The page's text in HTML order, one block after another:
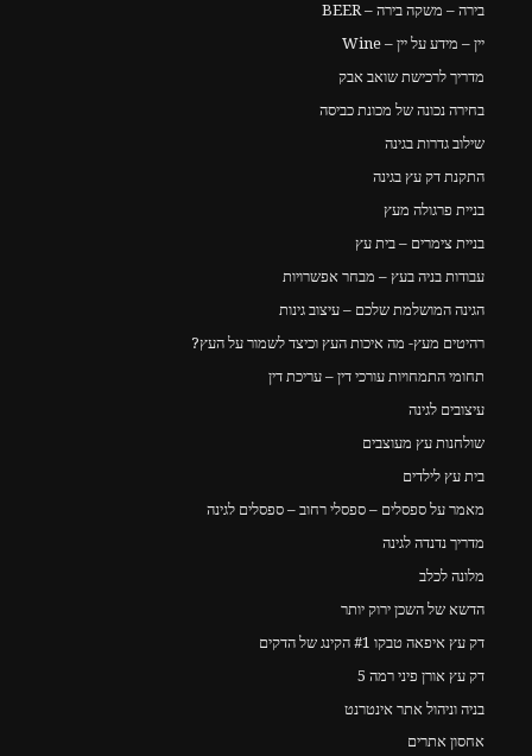
בירה – משקה בירה – BEER
יין – מידע על יין – Wine
מדריך לרכישת שואב אבק
בחירה נכונה של מכונת כביסה
שילוב גדרות בגינה
התקנת דק עץ בגינה
בניית פרגולה מעץ
בניית צימרים – בית עץ
עבודות בניה בעץ – מבחר אפשרויות
הגינה המושלמת שלכם – עיצוב גינות
רהיטים מעץ- מה איכות העץ וכיצד לשמור על העץ?
תחומי התמחויות עורכי דין – עריכת דין
עיצובים לגינה
שולחנות עץ מעוצבים
בית עץ לילדים
מאמר על ספסלים – ספסלי רחוב – ספסלים לגינה
מדריך נדנדה לגינה
מלונה לכלב
הדשא של השכן ירוק יותר
דק עץ איפאה טבקו #1 הקינג של הדקים
דק עץ אורן פיני רמה 5
בניה וניהול אתר אינטרנט
אחסון אתרים